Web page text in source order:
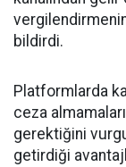
bildirdi.
Platformlarda
ceza
gerektiğini
getirdiği